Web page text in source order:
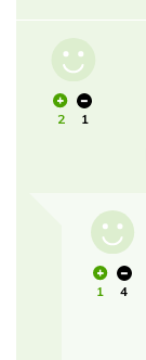
2 1
1 4